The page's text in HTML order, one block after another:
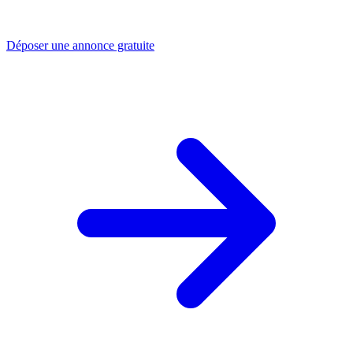
Déposer une annonce gratuite